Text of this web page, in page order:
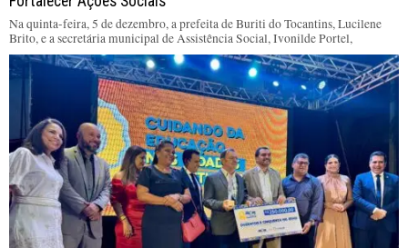
Na quinta-feira, 5 de dezembro, a prefeita de Buriti do Tocantins, Lucilene
Brito, e a secretária municipal de Assistência Social, Ivonilde Portel,